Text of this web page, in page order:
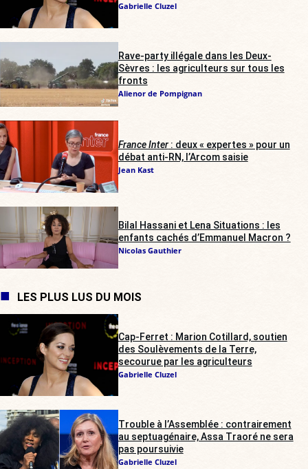
Gabrielle Cluzel
Rave-party illégale dans les Deux-
Sèvres : les agriculteurs sur tous les
fronts
Alienor de Pompignan
France Inter: deux « expertes » pour un
débat anti-RN, l’Arcom saisie
Jean Kast
Bilal Hassani et Lena Situations : les
enfants cachés d’Emmanuel Macron ?
Nicolas Gauthier
LES PLUS LUS DU MOIS
Cap-Ferret : Marion Cotillard, soutien
des Soulèvements de la Terre,
secourue par les agriculteurs
Gabrielle Cluzel
Trouble à l’Assemblée : contrairement
au septuagénaire, Assa Traoré ne sera
pas poursuivie
Gabrielle Cluzel